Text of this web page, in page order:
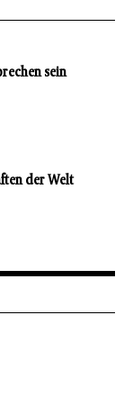
sein
der Welt